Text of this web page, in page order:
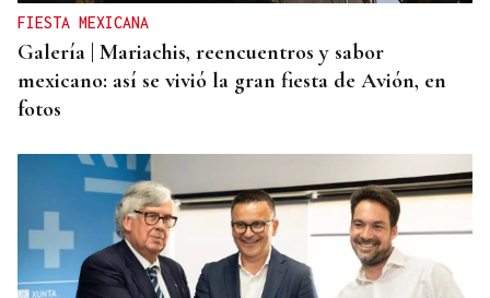
FIESTA MEXICANA
Galería | Mariachis, reencuentros y sabor
mexicano: así se vivió la gran fiesta de Avión, en
fotos